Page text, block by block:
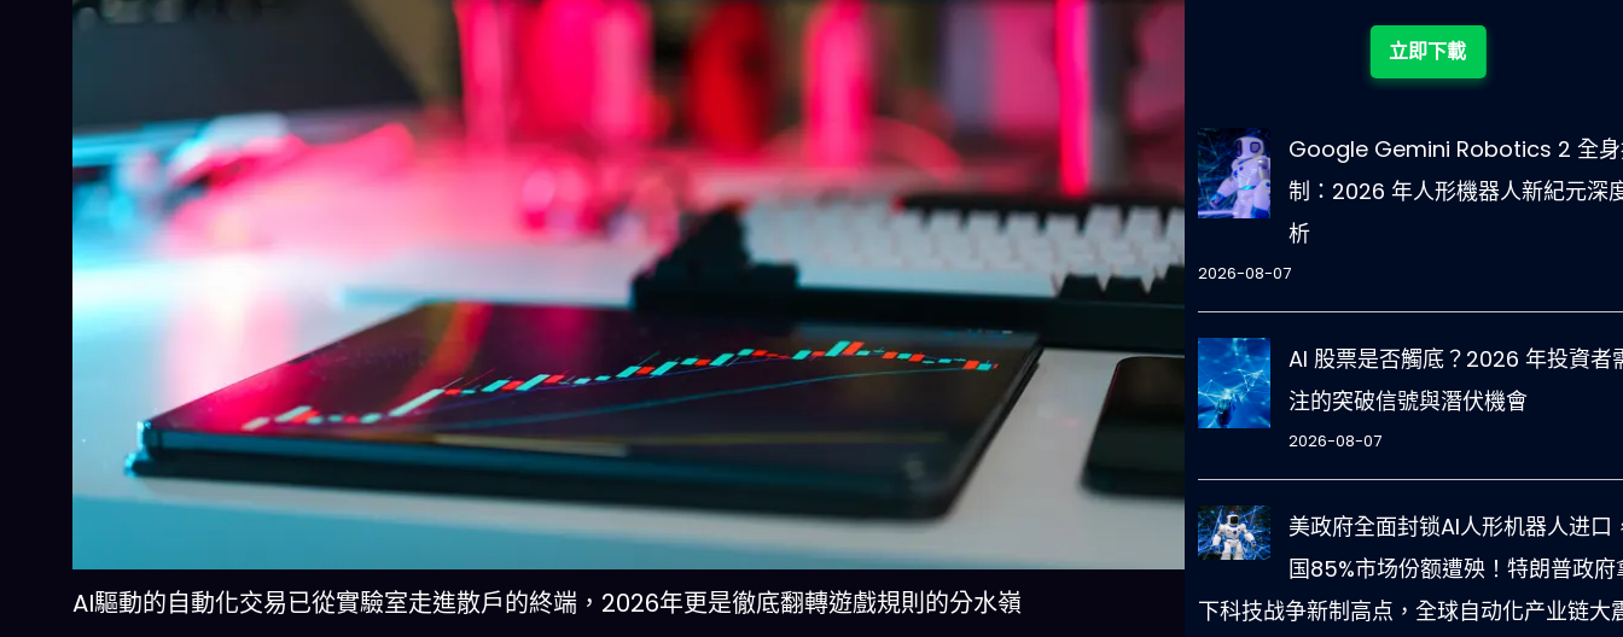
AI驅動的自動化交易已從實驗室走進散戶的終端，2026年更是徹底翻轉遊戲規則的分水嶺
立即下載
Google Gemini Robotics 2 全
制：2026 年人形機器人新紀元深
析
2026-08-07
AI 股票是否觸底？2026 年投資者
注的突破信號與潛伏機會
2026-08-07
美政府全面封锁AI人形机器人进口
国85%市场份额遭殃！特朗普政府
下科技战争新制高点，全球自动化产业链大